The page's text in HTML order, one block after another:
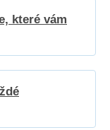
které vám